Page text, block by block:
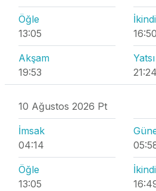
Öğle
13:05
İkindi
16:50
Akşam
19:53
Yatsı
21:24
10 Ağustos 2026 Pt
İmsak
04:14
Öğle
13:05
İkindi